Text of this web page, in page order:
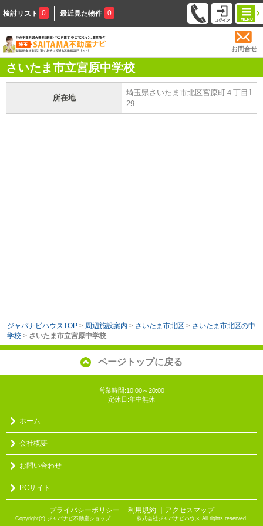
検討リスト 0 最近見た物件 0
お問合せ
さいたま市立宮原中学校
所在地
埼玉県さいたま市北区宮原町４丁目1
29
ジャパナビハウスTOP > 周辺施設案内 > さいたま市北区 > さいたま市北区の中
学校 > さいたま市立宮原中学校
ページトップに戻る
営業時間:10:00～20:00
定休日:年中無休
ホーム
会社概要
お問い合わせ
PCサイト
プライバシーポリシー ｜ 利用規約 ｜アクセスマップ
Copyright(c) ジャパナビ不動産ショップ 株式会社ジャパナビハウス All rights reserved.